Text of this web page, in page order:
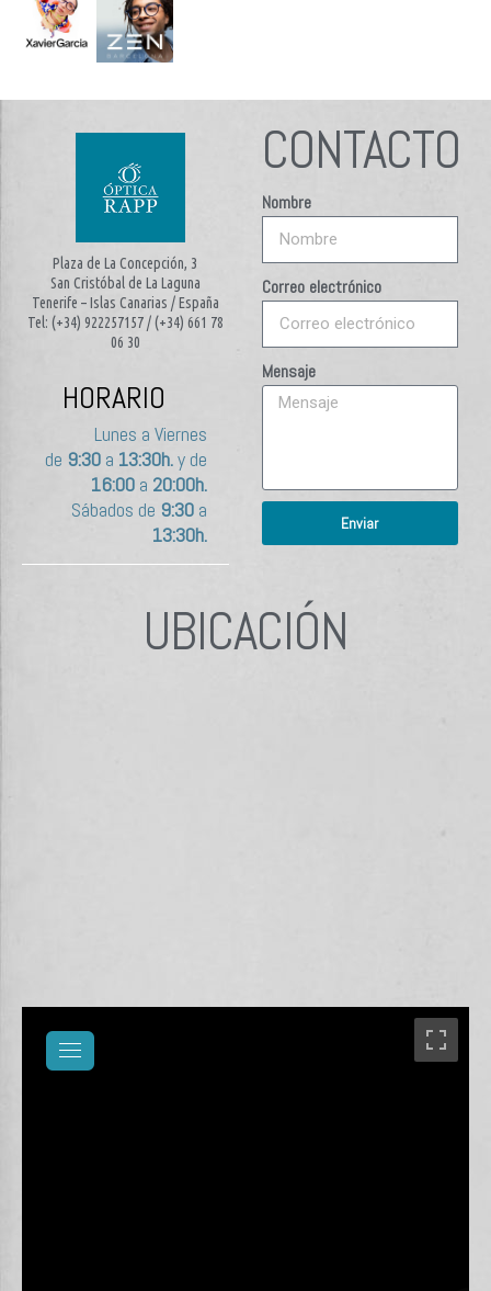
Plaza de La Concepción, 3
San Cristóbal de La Laguna
Tenerife – Islas Canarias / España
Tel: (+34) 922257157 / (+34) 661 78
06 30
HORARIO
Lunes a Viernes
de 9:30a 13:30h.y de
16:00a 20:00h.
Sábados de 9:30a
13:30h.
CONTACTO
Nombre
Correo electrónico
Mensaje
Enviar
UBICACIÓN